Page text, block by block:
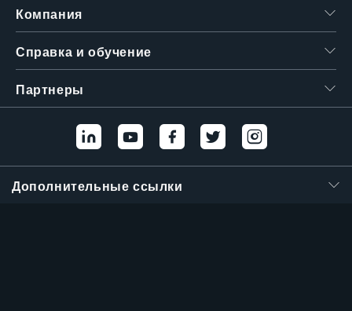
Компания
Справка и обучение
Партнеры
Дополнительные ссылки